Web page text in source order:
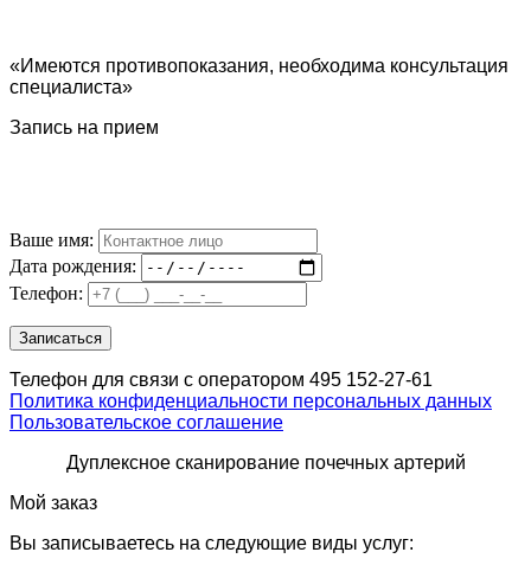
«Имеются противопоказания, необходима консультация
специалиста»
Запись на прием
Ваше имя:
Дата рождения:
Телефон:
Телефон для связи с оператором 495 152-27-61
Политика конфиденциальности персональных данных
Пользовательское соглашение
Дуплексное сканирование почечных артерий
Мой заказ
Вы записываетесь на следующие виды услуг: